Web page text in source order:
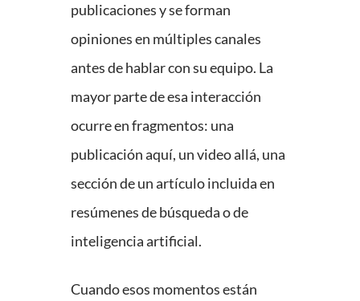
publicaciones y se forman
opiniones en múltiples canales
antes de hablar con su equipo. La
mayor parte de esa interacción
ocurre en fragmentos: una
publicación aquí, un video allá, una
sección de un artículo incluida en
resúmenes de búsqueda o de
inteligencia artificial.
Cuando esos momentos están